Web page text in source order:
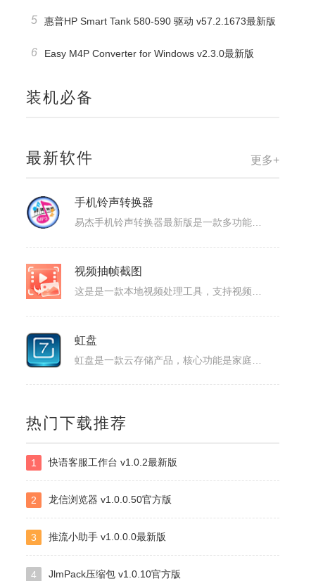
5 惠普HP Smart Tank 580-590 驱动 v57.2.1673最新版
6 Easy M4P Converter for Windows v2.3.0最新版
装机必备
更多+
最新软件
易杰dvd转flv转换器
热门下载推荐
1 快语客服工作台 v1.0.2最新版
2 龙信浏览器 v1.0.0.50官方版
3 推流小助手 v1.0.0.0最新版
4 JlmPack压缩包 v1.0.10官方版